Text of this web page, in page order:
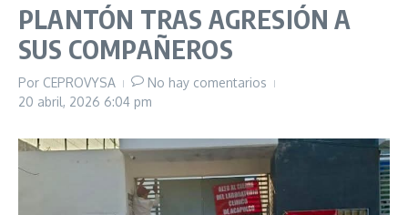
PLANTÓN TRAS AGRESIÓN A
SUS COMPAÑEROS
Por CEPROVYSA
No hay comentarios
20 abril, 2026 6:04 pm